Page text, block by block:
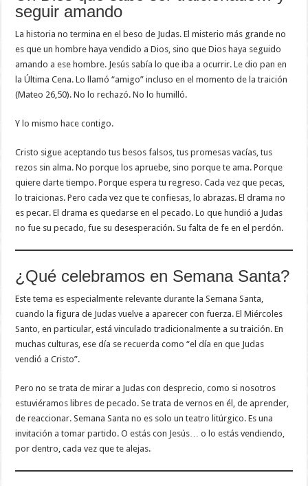
seguir amando
La historia no termina en el beso de Judas. El misterio más grande no
es que un hombre haya vendido a Dios, sino que Dios haya seguido
amando a ese hombre. Jesús sabía lo que iba a ocurrir. Le dio pan en
la Última Cena. Lo llamó “amigo” incluso en el momento de la traición
(Mateo 26,50). No lo rechazó. No lo humilló.
Y lo mismo hace contigo.
Cristo sigue aceptando tus besos falsos, tus promesas vacías, tus
rezos sin alma. No porque los apruebe, sino porque te ama. Porque
quiere darte tiempo. Porque espera tu regreso. Cada vez que pecas,
lo traicionas. Pero cada vez que te confiesas, lo abrazas. El drama no
es pecar. El drama es quedarse en el pecado. Lo que hundió a Judas
no fue su pecado, fue su desesperación. Su falta de fe en el perdón.
¿Qué celebramos en Semana Santa?
Este tema es especialmente relevante durante la Semana Santa,
cuando la figura de Judas vuelve a aparecer con fuerza. El Miércoles
Santo, en particular, está vinculado tradicionalmente a su traición. En
muchas culturas, ese día se recuerda como “el día en que Judas
vendió a Cristo”.
Pero no se trata de mirar a Judas con desprecio, como si nosotros
estuviéramos libres de pecado. Se trata de vernos en él, de aprender,
de reaccionar. Semana Santa no es solo un teatro litúrgico. Es una
invitación a tomar partido. O estás con Jesús… o lo estás vendiendo,
por dentro, cada vez que te alejas.